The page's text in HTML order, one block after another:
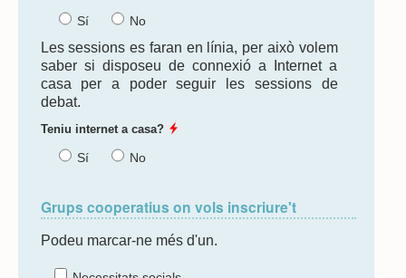
Sí No
Les sessions es faran en línia, per això volem
saber si disposeu de connexió a Internet a
casa per a poder seguir les sessions de
debat.
Teniu internet a casa?
Sí No
Grups cooperatius on vols inscriure't
Podeu marcar-ne més d'un.